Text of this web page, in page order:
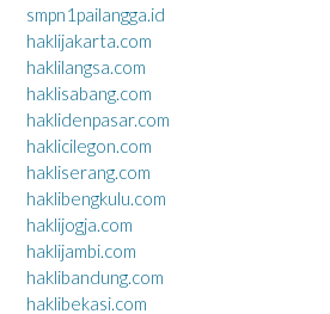
smpn1pailangga.id
haklijakarta.com
haklilangsa.com
haklisabang.com
haklidenpasar.com
haklicilegon.com
hakliserang.com
haklibengkulu.com
haklijogja.com
haklijambi.com
haklibandung.com
haklibekasi.com